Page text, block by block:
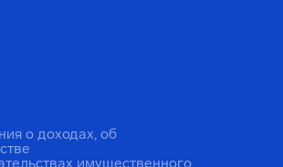
о доходах, об
имущественного